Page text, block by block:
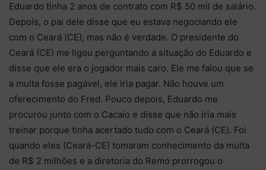
Eduardo tinha 2 anos de contrato com R$ 50 mil de salário.
Depois, o pai dele disse que eu estava negociando ele
com o Ceará (CE), mas não é verdade. O presidente do
Ceará (CE) me ligou perguntando a situação do Eduardo e
disse que ele era o jogador mais caro. Ele me falou que se
a multa fosse pagável, ele iria pagar. Não houve um
oferecimento do Fred. Pouco depois, Eduardo me
procurou junto com o Cacaio e disse que não iria mais
treinar porque tinha acertado tudo com o Ceará (CE). Foi
quando eles (Ceará-CE) tomaram conhecimento da multa
de R$ 2 milhões e a diretoria do Remo prorrogou o